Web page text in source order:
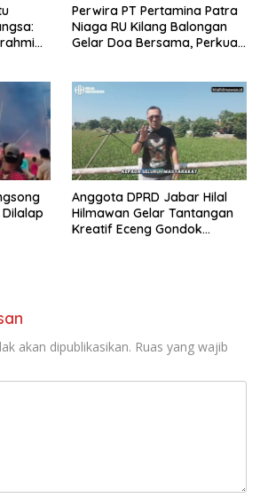
Perwira PT Pertamina Patra
Niaga RU Kilang Balongan
Gelar Doa Bersama, Perkuat
Anggota DPRD Jabar Hilal
Hilmawan Gelar Tantangan
Kreatif Eceng Gondok
akan dipublikasikan. Ruas yang wajib